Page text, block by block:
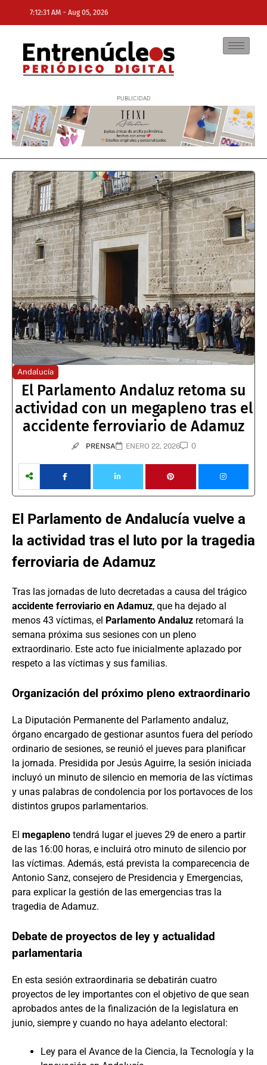
7:12:31 AM - Aug 05, 2026
NE
Andalucía
El Parlamento Andaluz retoma su
actividad con un megapleno tras el
accidente ferroviario de Adamuz
PRENSA ENERO 22, 2026 0
El Parlamento de Andalucía vuelve a
la actividad tras el luto por la tragedia
ferroviaria de Adamuz
Tras las jornadas de luto decretadas a causa del trágico
accidente ferroviario en Adamuz, que ha dejado al
menos 43 víctimas, el Parlamento Andaluz retomará la
semana próxima sus sesiones con un pleno
extraordinario. Este acto fue inicialmente aplazado por
respeto a las víctimas y sus familias.
Organización del próximo pleno extraordinario
La Diputación Permanente del Parlamento andaluz,
órgano encargado de gestionar asuntos fuera del período
ordinario de sesiones, se reunió el jueves para planificar
la jornada. Presidida por Jesús Aguirre, la sesión iniciada
incluyó un minuto de silencio en memoria de las víctimas
y unas palabras de condolencia por los portavoces de los
distintos grupos parlamentarios.
El megapleno tendrá lugar el jueves 29 de enero a partir
de las 16:00 horas, e incluirá otro minuto de silencio por
las víctimas. Además, está prevista la comparecencia de
Antonio Sanz, consejero de Presidencia y Emergencias,
para explicar la gestión de las emergencias tras la
tragedia de Adamuz.
Debate de proyectos de ley y actualidad
parlamentaria
En esta sesión extraordinaria se debatirán cuatro
proyectos de ley importantes con el objetivo de que sean
aprobados antes de la finalización de la legislatura en
junio, siempre y cuando no haya adelanto electoral:
Ley para el Avance de la Ciencia, la Tecnología y la